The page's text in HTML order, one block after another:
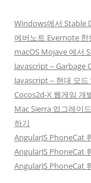
Windows에서 Stable
에버노트 Evernote 한
macOS Mojave 에서
Javascript – Garbage
Javascript – 현대 모드
Cocos2d-X 웹게임 개
Mac Sierra 업그레이
하기
AngularJS PhoneCat
AngularJS PhoneCat
AngularJS PhoneCat